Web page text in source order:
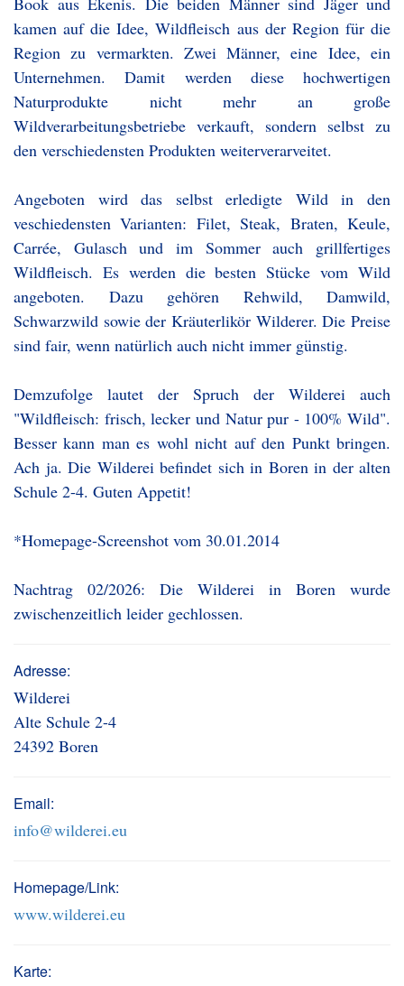
kamen auf die Idee, Wildfleisch aus der Region für die
Region zu vermarkten. Zwei Männer, eine Idee, ein
Unternehmen. Damit werden diese hochwertigen
Naturprodukte nicht mehr an große
Wildverarbeitungsbetriebe verkauft, sondern selbst zu
den verschiedensten Produkten weiterverarveitet.
Angeboten wird das selbst erledigte Wild in den
veschiedensten Varianten: Filet, Steak, Braten, Keule,
Carrée, Gulasch und im Sommer auch grillfertiges
Wildfleisch. Es werden die besten Stücke vom Wild
angeboten. Dazu gehören Rehwild, Damwild,
Schwarzwild sowie der Kräuterlikör Wilderer. Die Preise
sind fair, wenn natürlich auch nicht immer günstig.
Demzufolge lautet der Spruch der Wilderei auch
"Wildfleisch: frisch, lecker und Natur pur - 100% Wild".
Besser kann man es wohl nicht auf den Punkt bringen.
Ach ja. Die Wilderei befindet sich in Boren in der alten
Schule 2-4. Guten Appetit!
*Homepage-Screenshot vom 30.01.2014
Nachtrag 02/2026: Die Wilderei in Boren wurde
zwischenzeitlich leider gechlossen.
Adresse:
Wilderei
Alte Schule 2-4
24392 Boren
Email:
info@wilderei.eu
Homepage/Link:
www.wilderei.eu
Karte: